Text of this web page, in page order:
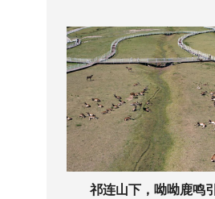
祁连山下，呦呦鹿鸣